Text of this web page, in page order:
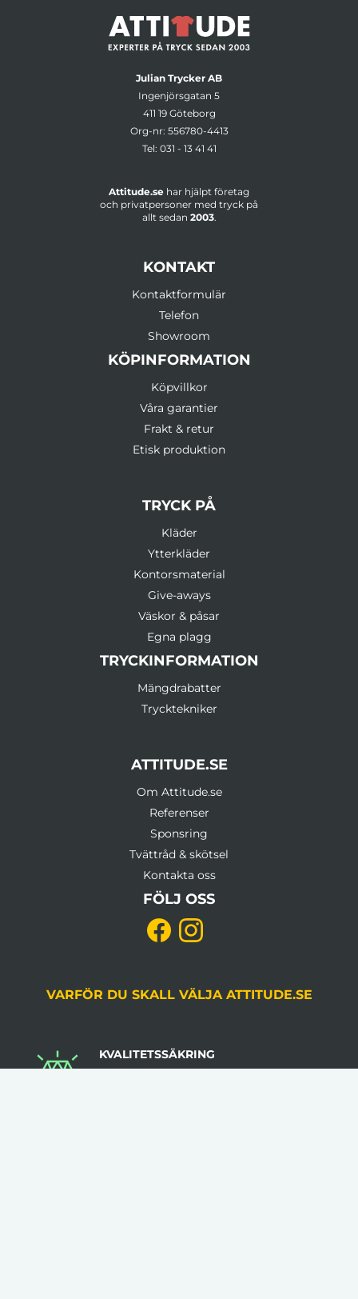
Julian Trycker AB
Ingenjörsgatan 5
411 19 Göteborg
Org-nr: 556780-4413
Tel: 031 - 13 41 41
Attitude.se har hjälpt företag
och privatpersoner med tryck på
allt sedan 2003.
KONTAKT
Kontaktformulär
Telefon
Showroom
KÖPINFORMATION
Köpvillkor
Våra garantier
Frakt & retur
Etisk produktion
TRYCK PÅ
Kläder
Ytterkläder
Kontorsmaterial
Give-aways
Väskor & påsar
Egna plagg
TRYCKINFORMATION
Mängdrabatter
Trycktekniker
ATTITUDE.SE
Om Attitude.se
Referenser
Sponsring
Tvättråd & skötsel
Kontakta oss
FÖLJ OSS
VARFÖR DU SKALL VÄLJA ATTITUDE.SE
KVALITETSSÄKRING